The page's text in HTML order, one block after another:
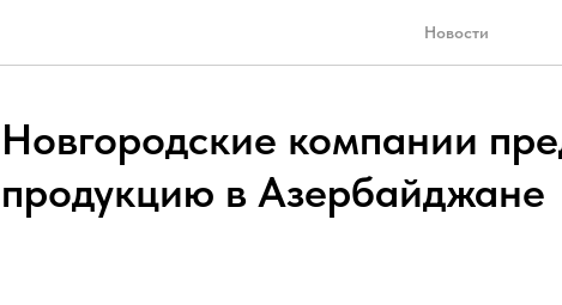
Новости
Новгородские компании
продукцию в Азербайджане